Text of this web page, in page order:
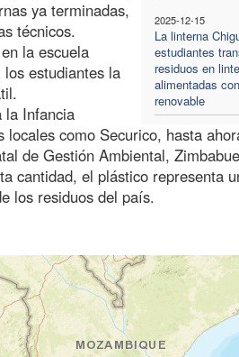
2025-12-15
La linterna
estudiantes
residuos en
alimentadas
renovable
ya terminadas,
técnicos.
la escuela
estudiantes la
la Infancia
como Securico, hasta
de Gestión Ambiental,
cantidad, el plástico representa
los residuos del país.